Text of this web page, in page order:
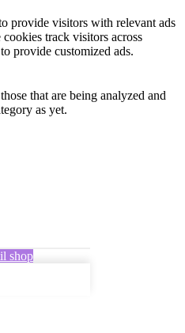
provide visitors with relevant ads
track visitors across
provide customized ads.
that are being analyzed and
as yet.
shop